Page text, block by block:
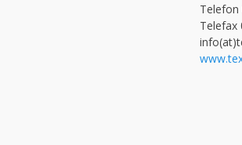
Telefon
Telefax